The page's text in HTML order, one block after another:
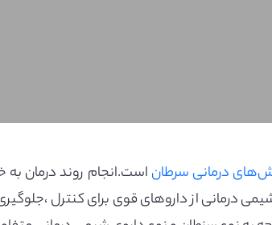
درمانی سرطان است.انجام روند درمان
درمانی از دارو‌های قوی برای کنترل